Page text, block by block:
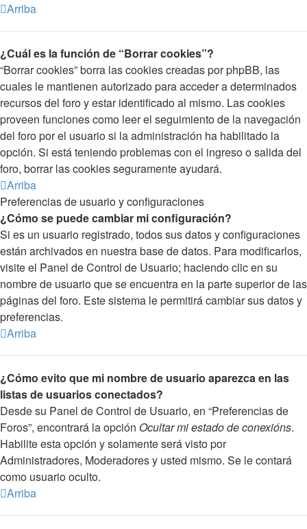
Arriba
¿Cuál es la función de “Borrar cookies”?
“Borrar cookies” borra las cookies creadas por phpBB, las
cuales le mantienen autorizado para acceder a determinados
recursos del foro y estar identificado al mismo. Las cookies
proveen funciones como leer el seguimiento de la navegación
del foro por el usuario si la administración ha habilitado la
opción. Si está teniendo problemas con el ingreso o salida del
foro, borrar las cookies seguramente ayudará.
Arriba
Preferencias de usuario y configuraciones
¿Cómo se puede cambiar mi configuración?
Si es un usuario registrado, todos sus datos y configuraciones
están archivados en nuestra base de datos. Para modificarlos,
visite el Panel de Control de Usuario; haciendo clic en su
nombre de usuario que se encuentra en la parte superior de las
páginas del foro. Este sistema le permitirá cambiar sus datos y
preferencias.
Arriba
¿Cómo evito que mi nombre de usuario aparezca en las
listas de usuarios conectados?
Desde su Panel de Control de Usuario, en “Preferencias de
Foros”, encontrará la opción Ocultar mi estado de conexións.
Habilite esta opción y solamente será visto por
Administradores, Moderadores y usted mismo. Se le contará
como usuario oculto.
Arriba